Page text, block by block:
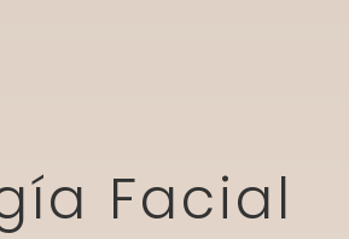
Facial